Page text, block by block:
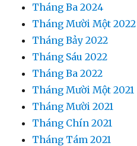
Tháng Ba 2024
Tháng Mười Một 2022
Tháng Bảy 2022
Tháng Sáu 2022
Tháng Ba 2022
Tháng Mười Một 2021
Tháng Mười 2021
Tháng Chín 2021
Tháng Tám 2021